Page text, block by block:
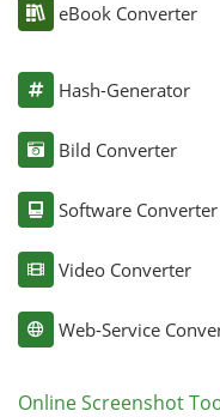
eBook Converter
Hash-Generator
Bild Converter
Software Converter
Video Converter
Web-Service
Online Screenshot